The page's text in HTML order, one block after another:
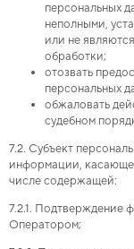
персональных
неполными,
или не
обработки;
отозвать
персональных
обжаловать
судебном
7.2. Субъект
информации,
числе содержащей:
7.2.1. Подтверждение
Оператором;